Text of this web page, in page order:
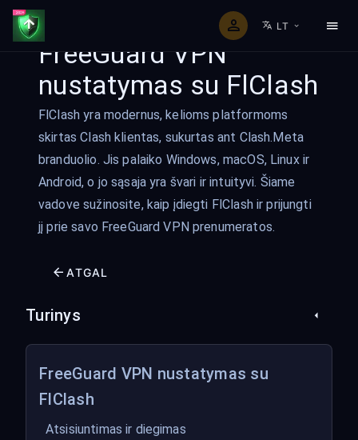
LT
FreeGuard VPN
nustatymas su FlClash
FlClash yra modernus, kelioms platformoms
skirtas Clash klientas, sukurtas ant Clash.Meta
branduolio. Jis palaiko Windows, macOS, Linux ir
Android, o jo sąsaja yra švari ir intuityvi. Šiame
vadove sužinosite, kaip įdiegti FlClash ir prijungti
jį prie savo FreeGuard VPN prenumeratos.
ATGAL
Turinys
FreeGuard VPN nustatymas su
FlClash
Atsisiuntimas ir diegimas